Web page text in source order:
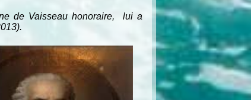
de Vaisseau honoraire, lui a